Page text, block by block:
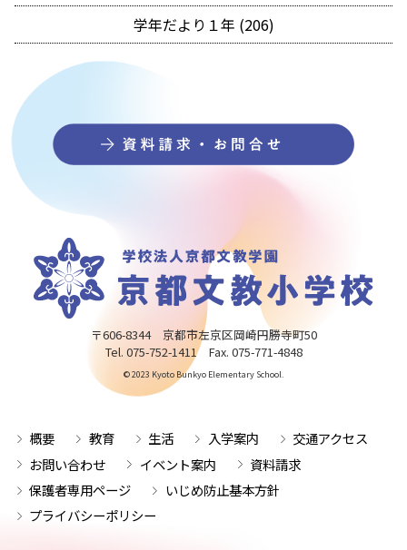
学年だより１年 (206)
〒606-8344 京都市左京区岡崎円勝寺町50
Tel. 075-752-1411 Fax. 075-771-4848
© 2023 Kyoto Bunkyo Elementary School.
概要 教育 生活 入学案内
交通アクセス
お問い合わせ
イベント案内
資料請求
保護者専用ページ
いじめ防止基本方針
プライバシーポリシー